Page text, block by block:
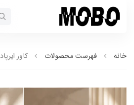
خانه فهرست محصولات کاور ایرپاد candy clear (کدa0319)